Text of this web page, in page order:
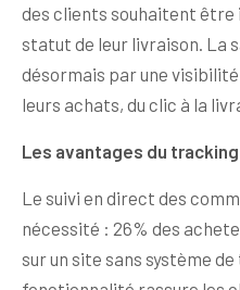
des clients souhaitent être
statut de leur livraison. La
désormais par une
leurs achats, du clic à la
Les avantages du
Le suivi en direct des
nécessité : 26% des
sur un site sans système